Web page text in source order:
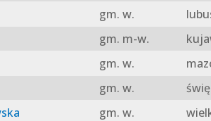
gm. w.
gm. m-w.
gm. w.
gm. w.
gm. w.